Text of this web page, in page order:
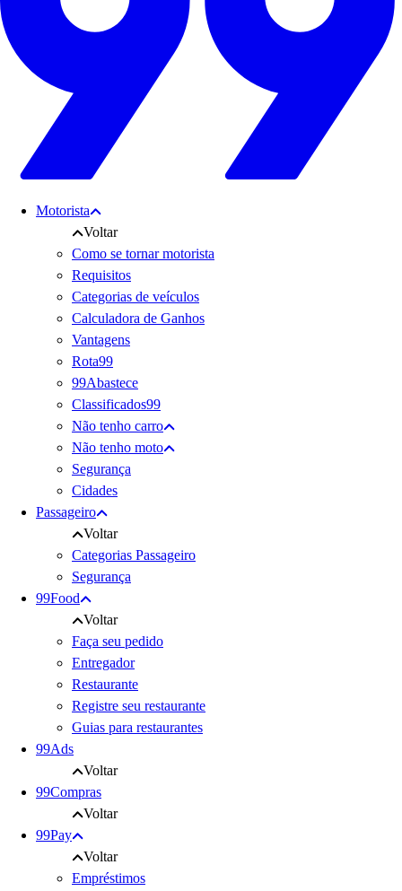
Motorista
Voltar
Como se tornar motorista
Requisitos
Categorias de veículos
Calculadora de Ganhos
Vantagens
Rota99
99Abastece
Classificados99
Não tenho carro
Não tenho moto
Segurança
Cidades
Passageiro
Voltar
Categorias Passageiro
Segurança
99Food
Voltar
Faça seu pedido
Entregador
Restaurante
Registre seu restaurante
Guias para restaurantes
99Ads
Voltar
99Compras
Voltar
99Pay
Voltar
Empréstimos